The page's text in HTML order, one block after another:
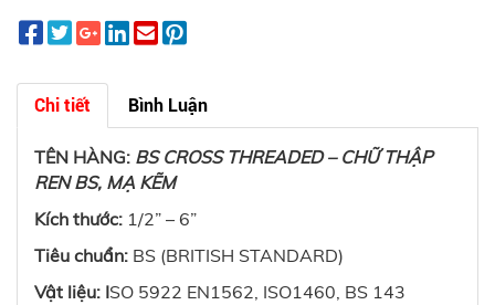
Chi tiết Bình Luận
TÊN HÀNG: BS CROSS THREADED – CHỮ THẬP
REN BS, MẠ KẼM
Kích thước: 1/2” – 6”
Tiêu chuẩn: BS (BRITISH STANDARD)
Vật liệu: ISO 5922 EN1562, ISO1460, BS 143